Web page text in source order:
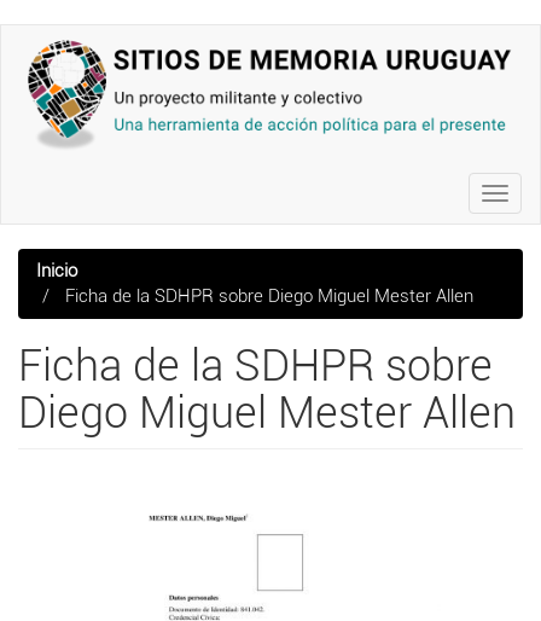
contenido
principal
Inicio
Ficha de la SDHPR sobre Diego Miguel Mester Allen
Ficha de la SDHPR sobre
Diego Miguel Mester Allen